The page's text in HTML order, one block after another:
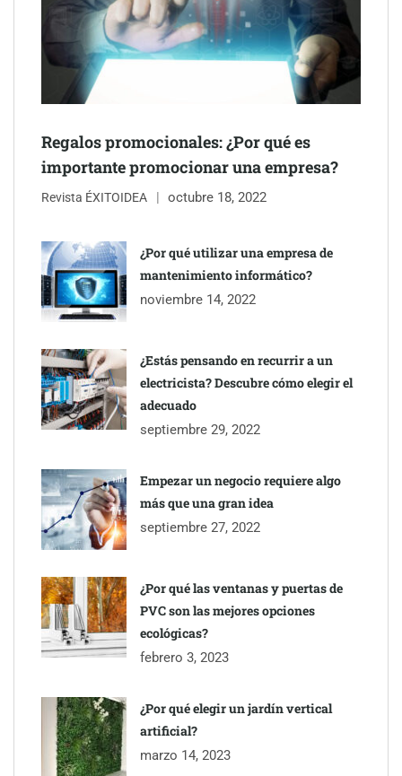
The Factory School explica por qué aprender herramientas de
Martín Mingorance Abogados consolida su posición como
despacho de abogados Málaga de referencia para empresas y
particulares
Regalos promocionales: ¿Por qué es
importante promocionar una empresa?
Revista ÉXITOIDEA octubre 18, 2022
¿Por qué utilizar una empresa de
mantenimiento informático?
noviembre 14, 2022
¿Estás pensando en recurrir a un
electricista? Descubre cómo elegir el
adecuado
septiembre 29, 2022
Empezar un negocio requiere algo
más que una gran idea
septiembre 27, 2022
¿Por qué las ventanas y puertas de
PVC son las mejores opciones
ecológicas?
febrero 3, 2023
¿Por qué elegir un jardín vertical
artificial?
marzo 14, 2023